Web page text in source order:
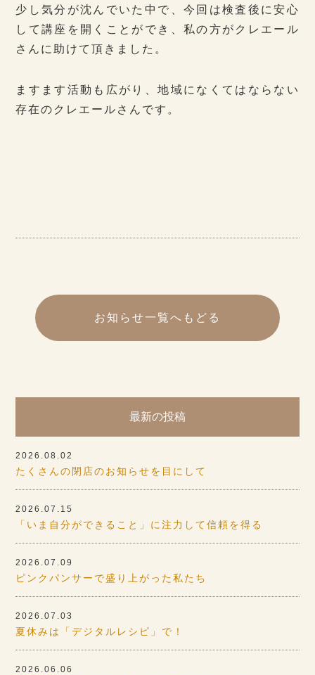
少し気分が沈んでいた中で、今回は検査後に安心
して講座を開くことができ、私の方がクレエール
さんに助けて頂きました。
ますます活動も広がり、地域になくてはならない
存在のクレエールさんです。
お知らせ一覧へもどる
最新の投稿
2026.08.02
たくさんの閉店のお知らせを目にして
2026.07.15
「いま自分ができること」に注力して信頼を得る
2026.07.09
ピンクパンサーで盛り上がった私たち
2026.07.03
夏休みは「デジタルレシピ」で！
2026.06.06